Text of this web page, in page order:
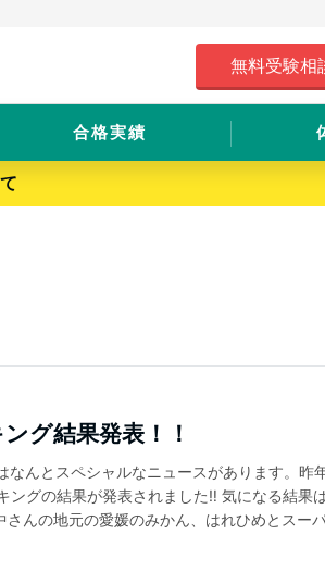
無料受験相
合格実績
グ結果発表！！
なんとスペシャルなニュースがあります。昨
ングの結果が発表されました‼️ 気になる結果
の地元の愛媛のみかん、はれひめとスーパ
た状態で石井さんには普通のみかん、田中